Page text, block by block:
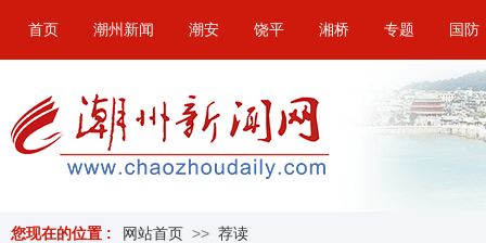
首页 潮州新闻 潮安 饶平 湘桥 专题 国防
您现在的位置 : 网站首页 >> 荐读